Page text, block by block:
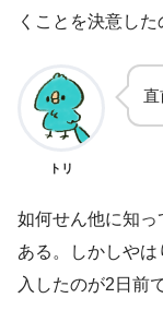
くことを決意した
トリ
直
如何せん他に知
ある。しかしや
入したのが2日前